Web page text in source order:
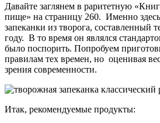
Давайте заглянем в раритетную
пище» на страницу 260. Именно
запеканки из творога, составленный
году. В то время он являлся
было поспорить. Попробуем
правилам тех времен, но оценивая
зрения современности.
Итак, рекомендуемые продукты: